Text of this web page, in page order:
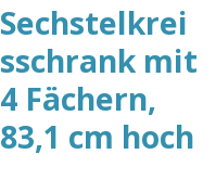
Sechstelkrei
sschrank mit
4 Fächern,
83,1 cm hoch